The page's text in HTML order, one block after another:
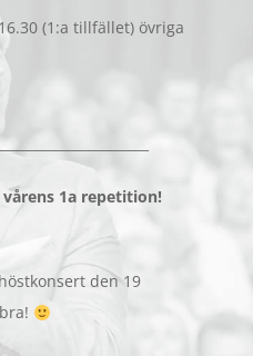
(1:a tillfället) övriga
1a repetition!
den 19